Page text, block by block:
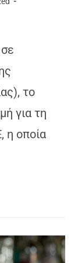
το
για τη
η οποία